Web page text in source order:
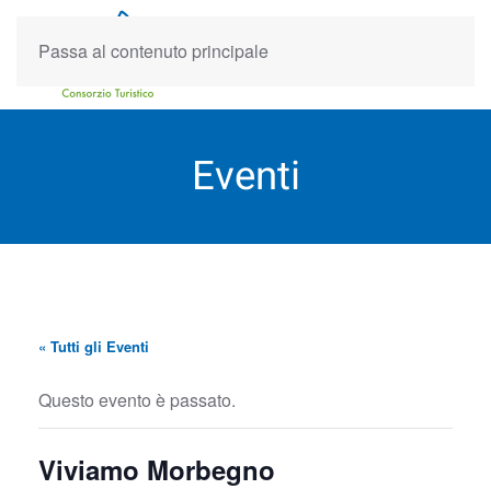
Passa al contenuto principale
Eventi
« Tutti gli Eventi
Questo evento è passato.
Viviamo Morbegno